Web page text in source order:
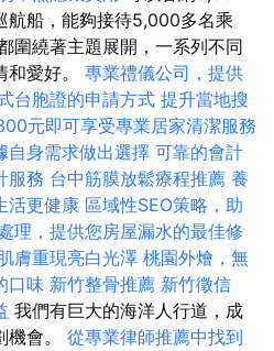
航船，能夠接待5,000多名乘
圍繞著主題展開，一系列不同
愛好。 專業禮儀公司，提供
台胞證的申請方式 提升當地搜
元即可享受專業居家清潔服務
自身需求做出選擇 可靠的會計
服務 台中筋膜放鬆療程推薦 養
活更健康 區域性SEO策略，助
理，提供您房屋漏水的最佳修
膚重現亮白光澤 桃園外燴，無
口味 新竹整骨推薦 新竹徵信
我們有巨大的海洋人行道，成
會。 從專業律師推薦中找到